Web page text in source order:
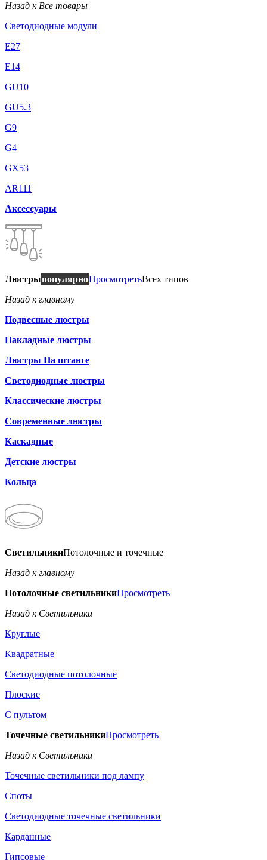
Назад к Все товары
Светодиодные модули
E27
E14
GU10
GU5.3
G9
G4
GX53
AR111
Аксессуары
ЛюстрыпопулярноПросмотретьВсех типов
Назад к главному
Подвесные люстры
Накладные люстры
Люстры На штанге
Светодиодные люстры
Классические люстры
Современные люстры
Каскадные
Детские люстры
Кольца
СветильникиПотолочные и точечные
Назад к главному
Потолочные светильникиПросмотреть
Назад к Светильники
Круглые
Квадратные
Светодиодные потолочные
Плоские
С пультом
Точечные светильникиПросмотреть
Назад к Светильники
Точечные светильники под лампу
Споты
Светодиодные точечные светильники
Карданные
Гипсовые